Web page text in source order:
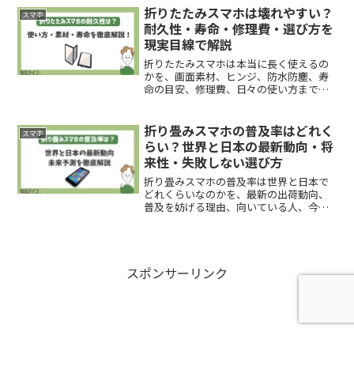
素材の合わせ方、長く美しく使う手入れ
と保証の選び方も解説。
スマホ
折りたたみスマホは壊れやすい？
耐久性・寿命・修理費・選び方を
現実目線で解説
折りたたみスマホは本当に長く使えるの
かを、画面素材、ヒンジ、防水防塵、寿
命の目安、修理費、日々の使い方まで整
判断基準をまとめます。
スマホ
折り畳みスマホの普及率はどれく
らい？世界と日本の最新動向・将
来性・失敗しない選び方
折り畳みスマホの普及率は世界と日本で
どれくらいなのかを、最新の出荷動向、
普及を妨げる理由、向いている人、今後
スポンサーリンク